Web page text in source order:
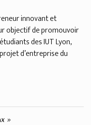
innovant et
objectif de promouvoir
des IUT Lyon,
d’entreprise du
»